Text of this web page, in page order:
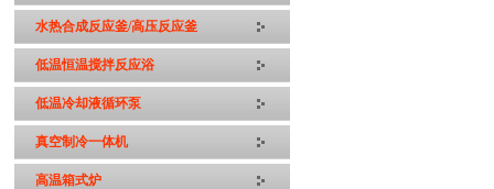
水热合成反应釜/高压反应釜
低温恒温搅拌反应浴
低温冷却液循环泵
真空制冷一体机
高温箱式炉